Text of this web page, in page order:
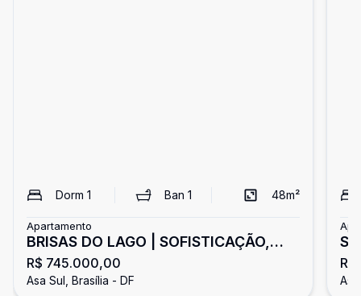
Dorm 1 Ban 1 48m²
Apartamento
BRISAS DO LAGO | SOFISTICAÇÃO,
CONFORTO E VISTA PRIVILEGIADA
PARA O CLUBE DE GOLFE
R$ 745.000,00
Asa Sul, Brasília - DF